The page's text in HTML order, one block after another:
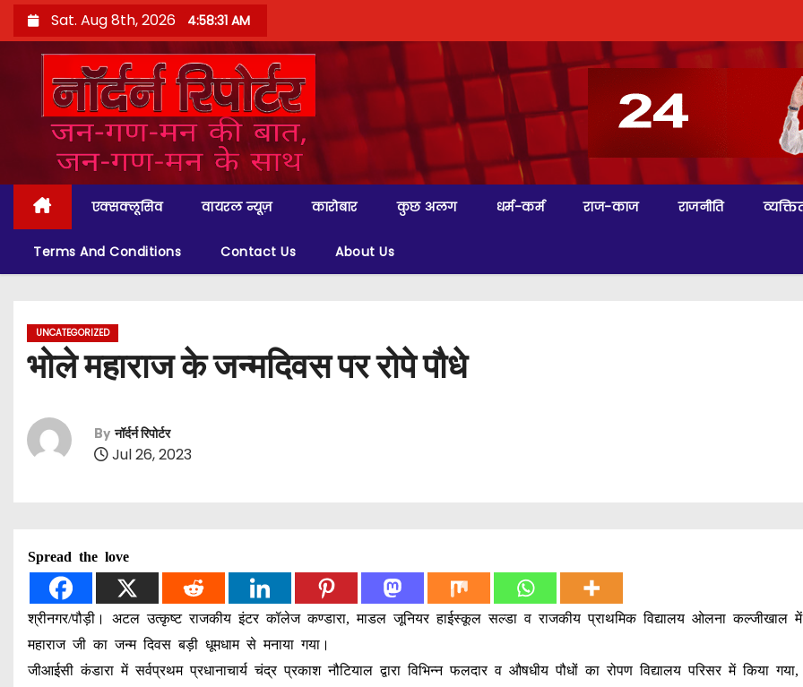
k
o
Sat. Aug 8th, 2026 4:58:32 AM
एक्सक्लूसिव वायरल न्यूज़ कारोबार कुछ अलग धर्म-कर्म राज-काज राजनीति
Terms And Conditions Contact Us About Us
UNCATEGORIZED
भोले महाराज के जन्मदिवस पर रोपे पौधे
By नॉर्दर्न रिपोर्टर
Jul 26, 2023
Spread the love
श्रीनगर/पौड़ी। अटल उत्कृष्ट राजकीय इंटर कॉलेज कण्डारा, माडल जूनियर हाईस्कूल सल्डा व राजकीय प्राथमिक विद्यालय ओलना कल्जीखाल
महाराज जी का जन्म दिवस बड़ी धूमधाम से मनाया गया।
जीआईसी कंडारा में सर्वप्रथम प्रधानाचार्य चंद्र प्रकाश नौटियाल द्वारा विभिन्न फलदार व औषधीय पौधों का रोपण विद्यालय परिसर में किया गया,